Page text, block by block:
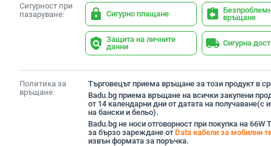
Сигурност при
пазаруване:
lock Сигурно плащане assignment_return връщане
policy Защита на личните
данни
local_shipping Сигурна
Политика за
връщане:
Търговецът приема връщане за този продукт в
Badu.bg приема връщане на всички закупени
от 14 календарни дни от датата на получаване(с
на бански и бельо).
Badu.bg не носи отговорност при покупка на 66W
за бързо зареждане от Data кабели за мобилни
извън формата за поръчка.